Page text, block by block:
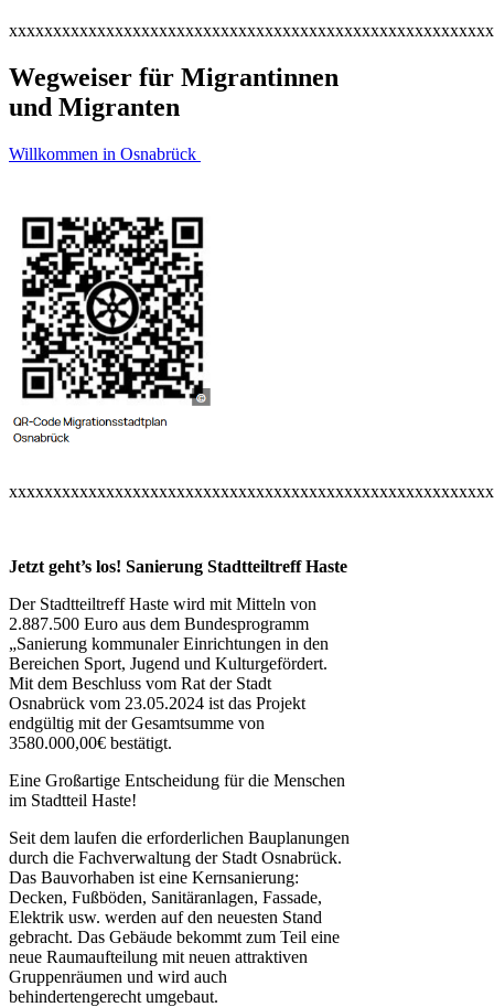
Wegweiser für Migrantinnen
und Migranten
Willkommen in Osnabrück
Jetzt geht’s los! Sanierung Stadtteiltreff Haste
Der Stadtteiltreff Haste wird mit Mitteln von
2.887.500 Euro aus dem Bundesprogramm
„Sanierung kommunaler Einrichtungen in den
Bereichen Sport, Jugend und Kulturgefördert.
Mit dem Beschluss vom Rat der Stadt
Osnabrück vom 23.05.2024 ist das Projekt
endgültig mit der Gesamtsumme von
3580.000,00€ bestätigt.
Eine Großartige Entscheidung für die Menschen
im Stadtteil Haste!
Seit dem laufen die erforderlichen Bauplanungen
durch die Fachverwaltung der Stadt Osnabrück.
Das Bauvorhaben ist eine Kernsanierung:
Decken, Fußböden, Sanitäranlagen, Fassade,
Elektrik usw. werden auf den neuesten Stand
gebracht. Das Gebäude bekommt zum Teil eine
neue Raumaufteilung mit neuen attraktiven
Gruppenräumen und wird auch
behindertengerecht umgebaut.